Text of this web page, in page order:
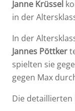
Janne Krüssel
in der
In der
Jannes Pöttker
spielten sie
gegen Max
Die